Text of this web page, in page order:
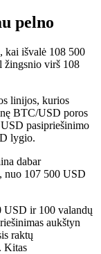
pelno
kai išvalė 108 500
žingsnio virš 108
linijos, kurios
BTC/USD poros
pasipriešinimo
lygio.
dabar
nuo 107 500 USD
USD ir 100 valandų
aukštyn
raktų
Kitas